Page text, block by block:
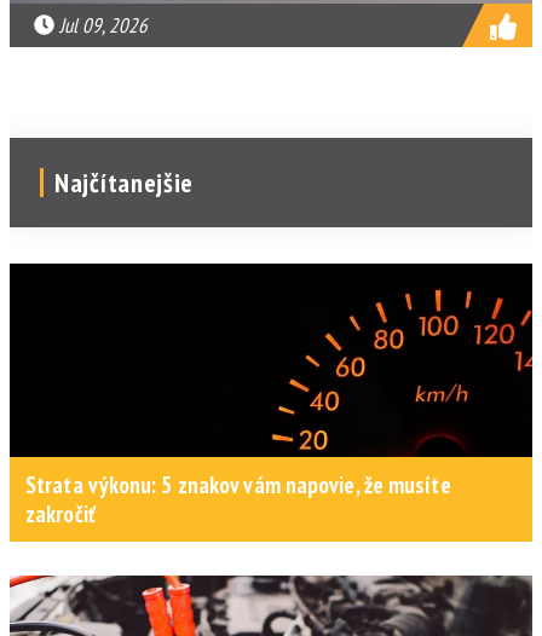
Jul 09, 2026
Najčítanejšie
Strata výkonu: 5 znakov vám napovie, že musíte
zakročiť